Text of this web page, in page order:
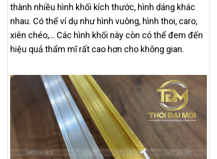
thành nhiều hình khối kích thước, hình dáng khác
nhau. Có thể ví dụ như hình vuông, hình thoi, caro,
xiên chéo,… Các hình khối này còn có thể đem đến
hiệu quả thẩm mĩ rất cao hơn cho không gian.